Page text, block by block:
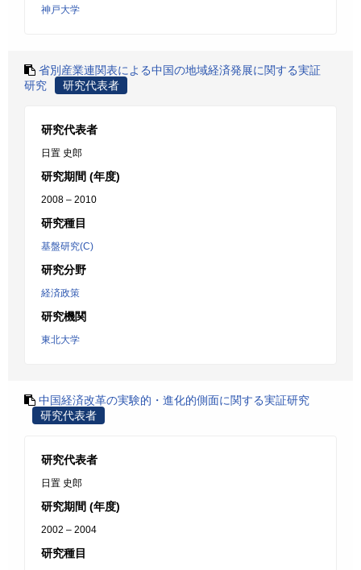
神戸大学
省別産業連関表による中国の地域経済発展に関する実証
研究
研究代表者
研究代表者
日置 史郎
研究期間 (年度)
2008 – 2010
研究種目
基盤研究(C)
研究分野
経済政策
研究機関
東北大学
中国経済改革の実験的・進化的側面に関する実証研究
研究代表者
研究代表者
日置 史郎
研究期間 (年度)
2002 – 2004
研究種目